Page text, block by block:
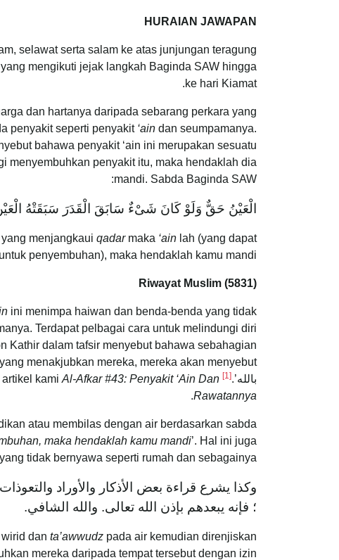
HURAIAN JAWAPAN
selawat serta salam ke atas junjungan teragung
mengikuti jejak langkah Baginda SAW hingga
ke hari Kiamat.
dan hartanya daripada sebarang perkara yang
penyakit seperti penyakit ‘ain dan seumpamanya.
bahawa penyakit ‘ain ini merupakan sesuatu
menyembuhkan penyakit itu, maka hendaklah dia
mandi. Sabda Baginda SAW:
الْعَيْنُ حَقٌّ وَلَوْ كَانَ شَىْءٌ سَابَقَ الْقَدَرَ سَبَقَتْهُ
menjangkaui qadar maka ‘ain lah (yang dapat
penyembuhan), maka hendaklah kamu mandi.
Riwayat Muslim (5831)
ini menimpa haiwan dan benda-benda yang tidak
Terdapat pelbagai cara untuk melindungi diri
Kathir dalam tafsir menyebut bahawa sebahagian
بالله’.[1]
Al-Afkar #43: Penyakit ‘Ain Dan
Rawatannya
.
atau membilas dengan air berdasarkan sabda
maka hendaklah kamu mandi’. Hal ini juga
tidak bernyawa seperti rumah dan sebagainya.
وكذا يشرع قراءة بعض الأذكار والأوراد
؛ فإنه يبعدهم بإذن الله تعالى. والله الشافي.
dan ta’awwudz pada air kemudian direnjiskan
mereka daripada tempat tersebut dengan izin